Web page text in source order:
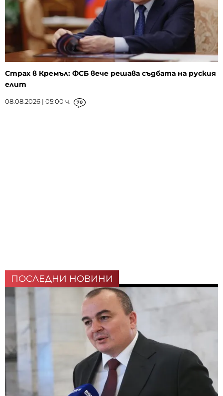
Страх в Кремъл: ФСБ вече решава съдбата на руския
елит
08.08.2026 | 05:00 ч. 70
ПОСЛЕДНИ НОВИНИ